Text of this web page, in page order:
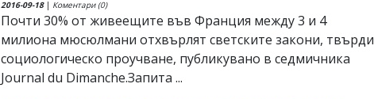
2016-09-18| Коментари (0)
Почти 30% от живеещите във Франция между 3 и 4
милиона мюсюлмани отхвърлят светските закони, твърди
социологическо проучване, публикувано в седмичника
Journal du Dimanche.Запита ...